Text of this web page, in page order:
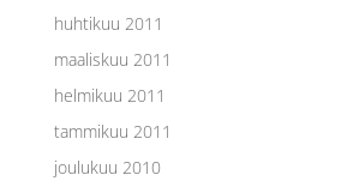
huhtikuu 2011
maaliskuu 2011
helmikuu 2011
tammikuu 2011
joulukuu 2010